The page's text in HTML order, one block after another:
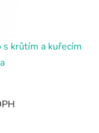
krůtím a kuřecím